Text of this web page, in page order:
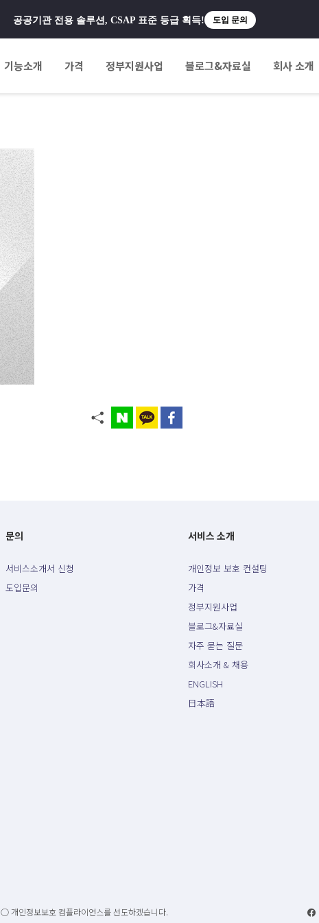
공공기관 전용 솔루션, CSAP 표준 등급 획득! 도입 문의
기능소개 가격 정부지원사업 블로그&자료실 회사 소개
문의
서비스소개서 신청
도입문의
서비스 소개
개인정보 보호 컨설팅
가격
정부지원사업
블로그&자료실
자주 묻는 질문
회사소개 & 채용
ENGLISH
日本語
○ 개인정보보호 컴플라이언스를 선도하겠습니다.